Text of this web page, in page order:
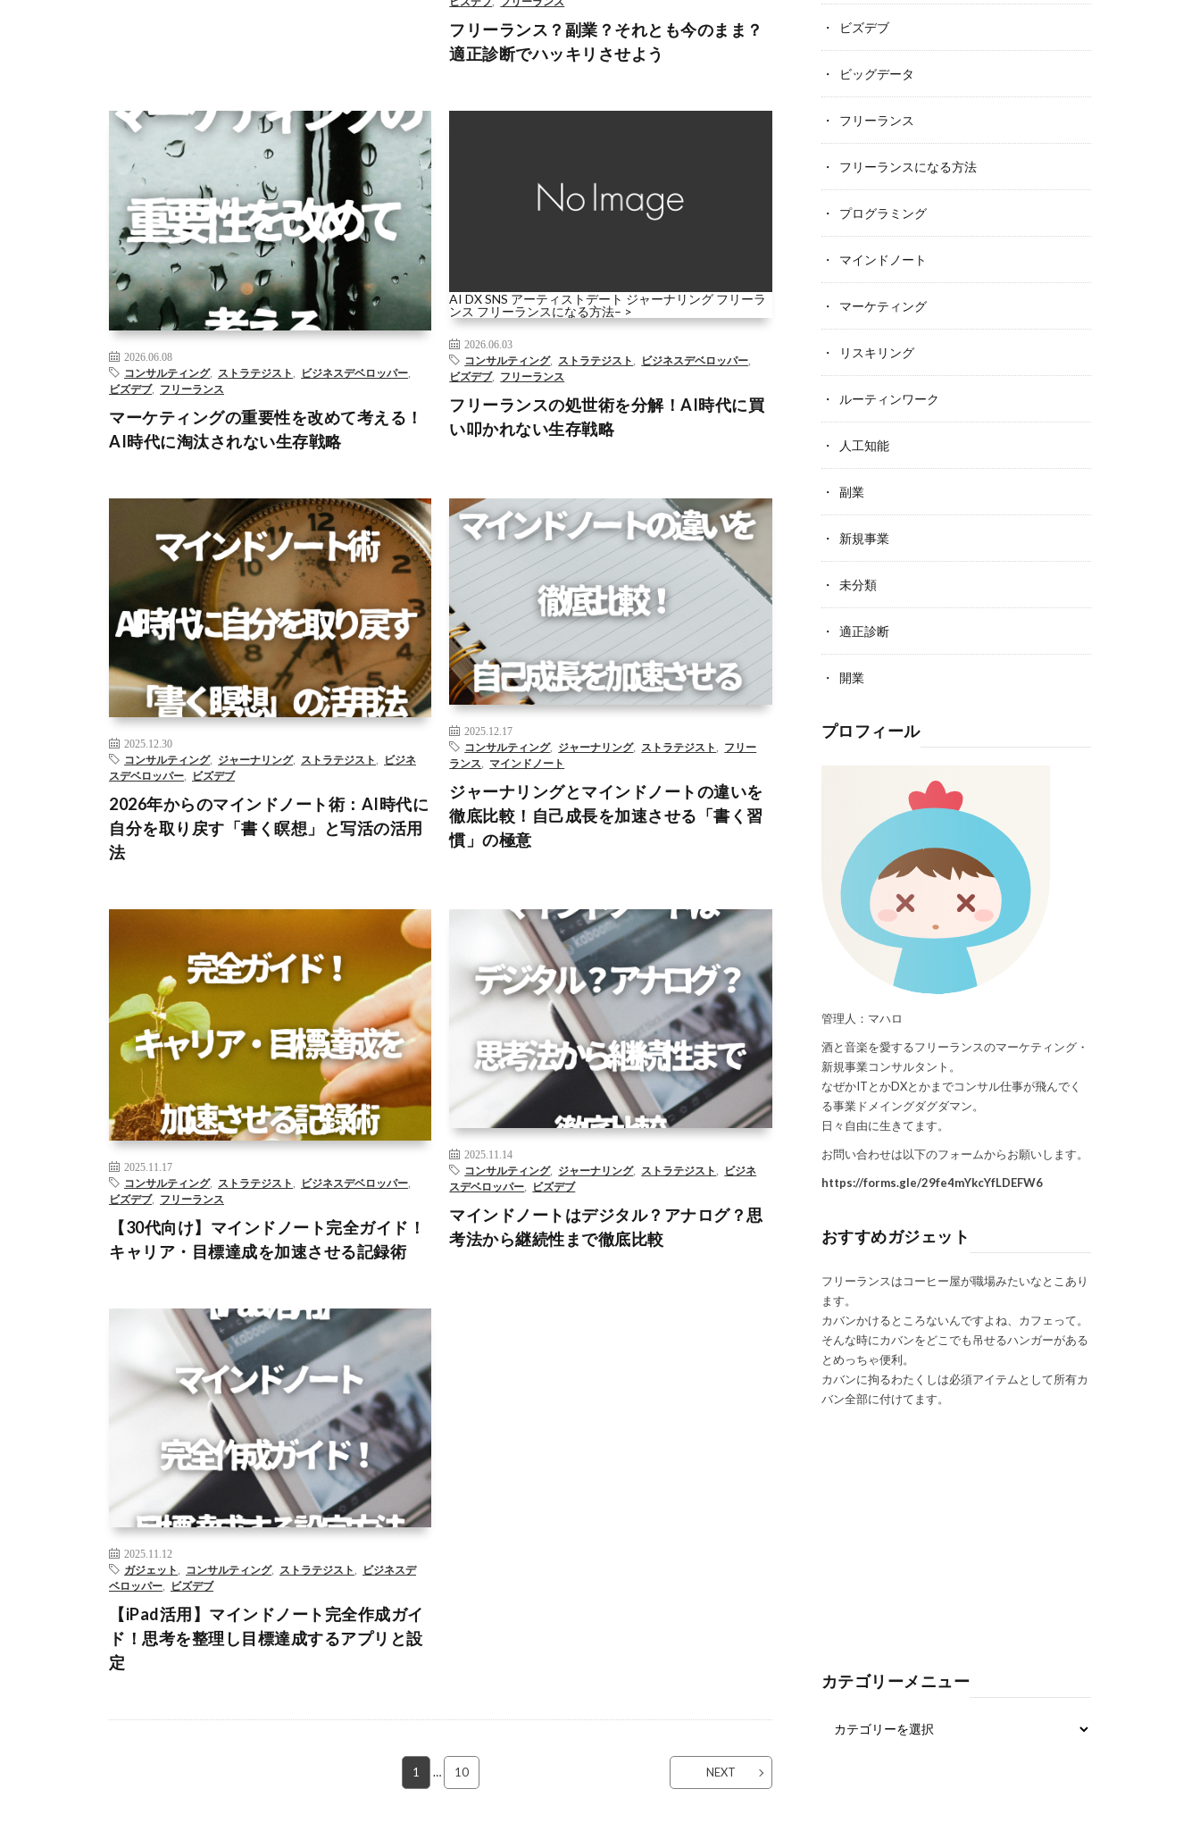
フリーランス？副業？それとも今のまま？
適正診断でハッキリさせよう
AI DXジャーナリングデータサイエンティストデータ分
析ビジネスデベロップメント ビズデブ マインドノート
ルーティンワーク新規事業– >
2026.06.08
コンサルティング, ストラテジスト ビジネスデベロッパー
ビズデブ, フリーランス
マーケティングの重要性を改めて考える！
AI時代に淘汰されない生存戦略
AI DXSNS アーティストデート ジャーナリング フリーラ
ンス フリーランスになる方法– >
2026.06.03
コンサルティング, ストラテジスト ビジネスデベロッパー
ビズデブ, フリーランス
フリーランスの処世術を分解！AI時代に買
い叩かれない生存戦略
WEBライティングアーティストデートジャーナリング
ビジネスデベロップメントビズデブフリーランスマイン
ドノート– >
2025.12.30
コンサルティング, ジャーナリング, ストラテジスト
ビジネ
スデベロッパー
ビズデブ
2026年からのマインドノート術：AI時代に
自分を取り戻す「書く瞑想」と写活の活用
法
DXWEBライティングアーティストデートコンサルティ
ングジャーナリングマインドノートリスキリング– >
2025.12.17
コンサルティング, ジャーナリング, ストラテジスト
フリー
ランス
マインドノート
ジャーナリングとマインドノートの違いを
徹底比較！自己成長を加速させる「書く習
慣」の極意
WEBライティング アーティストデートジャーナリ
ングデータサイエンティストデータ分析ビジネスデベロ
ップメント ビズデブフリーランスマインドノート
ケティングリスキリング– >
2025.11.17
コンサルティング, ストラテジスト ビジネスデベロッパー
ビズデブ, フリーランス
【30代向け】マインドノート完全ガイド！
キャリア・目標達成を加速させる記録術
アーティストデート ガジェット ジャーナリング
ビ
ジネスデベロップメント
ビズデブフリーランス
マインド
マーケティングリスキリング– >
2025.11.14
コンサルティング, ジャーナリング, ストラテジスト
ビジネ
スデベロッパー
ビズデブ
マインドノートはデジタル？アナログ？思
考法から継続性まで徹底比較
アーティストデート ジャーナリングビジネスデベ
ロップメント
フリーランス マインドノート
マ
ーケティングリスキリング– >
2025.11.12
ガジェット
コンサルティング, ストラテジスト
ビジネスデ
ベロッパー
ビズデブ
【iPad活用】マインドノート完全作成ガイ
ド！思考を整理し目標達成するアプリと設
定
1 … 10 NEXT
ビズデブ
ビッグデータ
フリーランス
フリーランスになる方法
プログラミング
マインドノート
マーケティング
リスキリング
ルーティンワーク
人工知能
副業
新規事業
未分類
適正診断
開業
プロフィール
管理人：マハロ
酒と音楽を愛するフリーランスのマーケティング・
新規事業コンサルタント。
なぜかITとかDXとかまでコンサル仕事が飛んでく
る事業ドメイングダグダマン。
日々自由に生きてます。
お問い合わせは以下のフォームからお願いします。
https://forms.gle/29fe4mYkcYfLDEFW6
おすすめガジェット
フリーランスはコーヒー屋が職場みたいなとこあり
ます。
カバンかけるところないんですよね、カフェって。
そんな時にカバンをどこでも吊せるハンガーがある
とめっちゃ便利。
カバンに拘るわたくしは必須アイテムとして所有カ
バン全部に付けてます。
カテゴリーメニュー